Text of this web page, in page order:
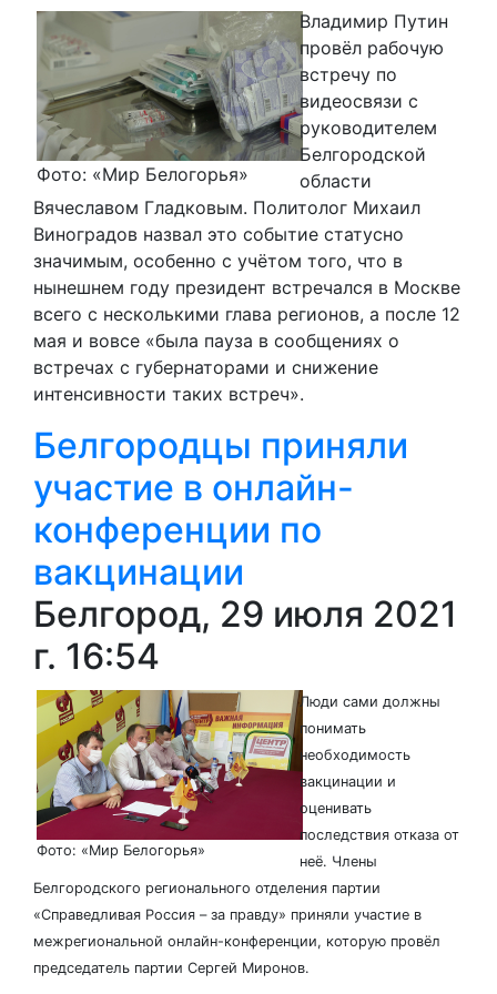
Фото: «Мир Белогорья»
Владимир Путин
провёл рабочую
встречу по
видеосвязи с
руководителем
Белгородской
области
Вячеславом Гладковым. Политолог Михаил
Виноградов назвал это событие статусно
значимым, особенно с учётом того, что в
нынешнем году президент встречался в Москве
всего с несколькими глава регионов, а после 12
мая и вовсе «была пауза в сообщениях о
встречах с губернаторами и снижение
интенсивности таких встреч».
Белгородцы приняли
участие в онлайн-
конференции по
вакцинации
Белгород, 29 июля 2021
г. 16:54
Фото: «Мир Белогорья»
Люди сами должны
понимать
необходимость
вакцинации и
оценивать
последствия отказа от
неё. Члены
Белгородского регионального отделения партии
«Справедливая Россия – за правду» приняли участие в
межрегиональной онлайн-конференции, которую провёл
председатель партии Сергей Миронов.